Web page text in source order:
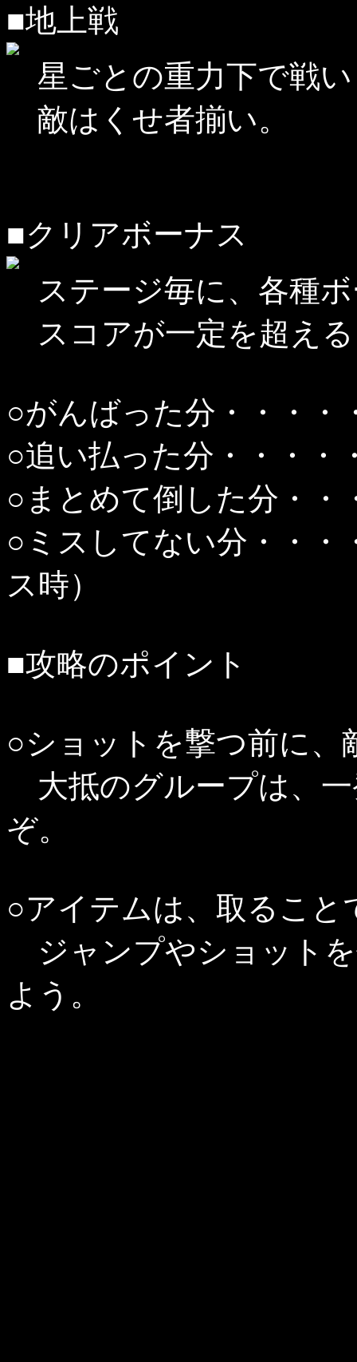
■地上戦
星ごとの重力下で戦
敵はくせ者揃い。
■クリアボーナス
ステージ毎に、各種
スコアが一定を超え
○がんばった分・・・・
○追い払った分・・・・
○まとめて倒した分・・
○ミスしてない分・・・
ス時）
■攻略のポイント
○ショットを撃つ前に、
大抵のグループは、
ぞ。
○アイテムは、取ること
ジャンプやショット
よう。